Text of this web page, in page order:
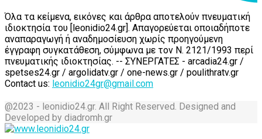
Όλα τα κείμενα, εικόνες και άρθρα αποτελούν πνευματική
ιδιοκτησία του [leonidio24.gr]. Απαγορεύεται οποιαδήποτε
αναπαραγωγή ή αναδημοσίευση χωρίς προηγούμενη
έγγραφη συγκατάθεση, σύμφωνα με τον Ν. 2121/1993 περί
πνευματικής ιδιοκτησίας. -- ΣΥΝΕΡΓΑΤΕΣ - arcadia24.gr /
spetses24.gr / argolidatv.gr / one-news.gr / poulithratv.gr
Contact us: leonidio24gr@gmail.com
@2023 - leonidio24.gr. All Right Reserved. Designed and
Developed by diadromh.gr